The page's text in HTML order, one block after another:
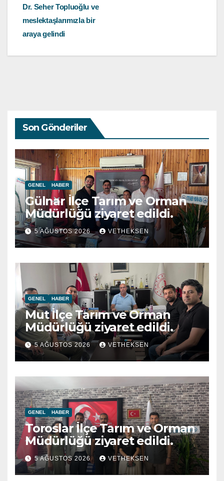
Dr. Seher Topluoğlu ve
meslektaşlarımızla bir
araya gelindi
Son Gönderiler
GENEL HABER
Gülnar İlçe Tarım ve Orman
Müdürlüğü ziyaret edildi.
5 AĞUSTOS 2026 VETHEKSEN
GENEL HABER
Mut İlçe Tarım ve Orman
Müdürlüğü ziyaret edildi.
5 AĞUSTOS 2026 VETHEKSEN
GENEL HABER
Toroslar İlçe Tarım ve Orman
Müdürlüğü ziyaret edildi.
5 AĞUSTOS 2026 VETHEKSEN